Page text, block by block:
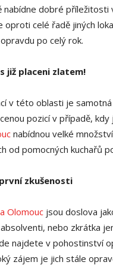
nabídne dobré
oproti celé řadě jiných
po celý rok.
již placeni zlatem!
v této oblasti je
pozicí v případě,
nabídnou velké
od pomocných kuchařů
zkušenosti
Olomouc jsou doslova
nebo zkrátka
najdete v pohostinství
zájem je jich stále